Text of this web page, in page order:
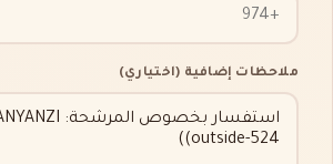
ملاحظات إضافية (اختياري)